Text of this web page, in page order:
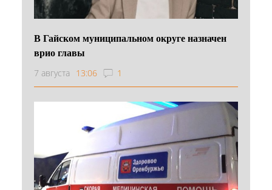
В Гайском муниципальном округе назначен
врио главы
7 августа 13:06 1